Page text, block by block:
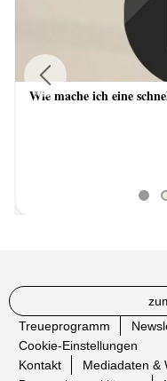
Wie mache ich eine
Previous
Treueprogramm
Cookie-Einstellungen
Kontakt
Mediadaten &